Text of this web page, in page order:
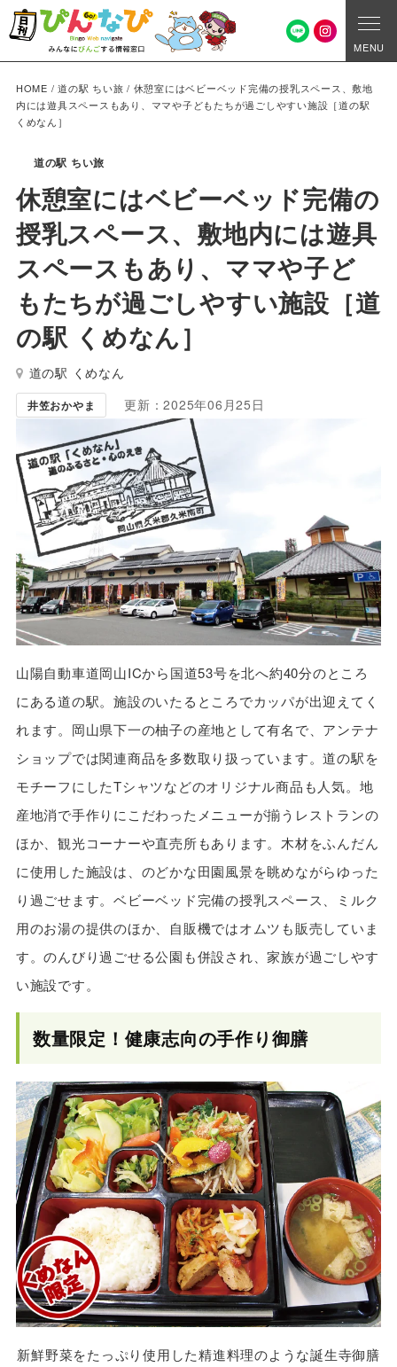
MENU
HOME /道の駅 ちい旅 / 休憩室にはベビーベッド完備の授乳スペース、敷地
内には遊具スペースもあり、ママや子どもたちが過ごしやすい施設［道の駅
くめなん］
道の駅 ちい旅
休憩室にはベビーベッド完備の
授乳スペース、敷地内には遊具
スペースもあり、ママや子ど
もたちが過ごしやすい施設［道
の駅 くめなん］
道の駅 くめなん
井笠おかやま 更新：2025年06月25日
山陽自動車道岡山ICから国道53号を北へ約40分のところ
にある道の駅。施設のいたるところでカッパが出迎えてく
れます。岡山県下一の柚子の産地として有名で、アンテナ
ショップでは関連商品を多数取り扱っています。道の駅を
モチーフにしたTシャツなどのオリジナル商品も人気。地
産地消で手作りにこだわったメニューが揃うレストランの
ほか、観光コーナーや直売所もあります。木材をふんだん
に使用した施設は、のどかな田園風景を眺めながらゆった
り過ごせます。ベビーベッド完備の授乳スペース、ミルク
用のお湯の提供のほか、自販機ではオムツも販売していま
す。のんびり過ごせる公園も併設され、家族が過ごしやす
い施設です。
数量限定！健康志向の手作り御膳
新鮮野菜をたっぷり使用した精進料理のような誕生寺御膳